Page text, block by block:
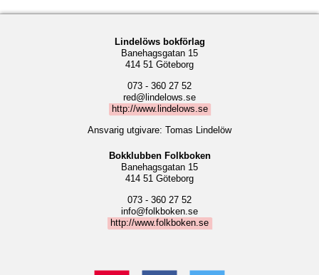
Lindelöws bokförlag
Banehagsgatan 15
414 51 Göteborg
073 - 360 27 52
red@lindelows.se
http://www.lindelows.se
Ansvarig utgivare: Tomas Lindelöw
Bokklubben Folkboken
Banehagsgatan 15
414 51 Göteborg
073 - 360 27 52
info@folkboken.se
http://www.folkboken.se